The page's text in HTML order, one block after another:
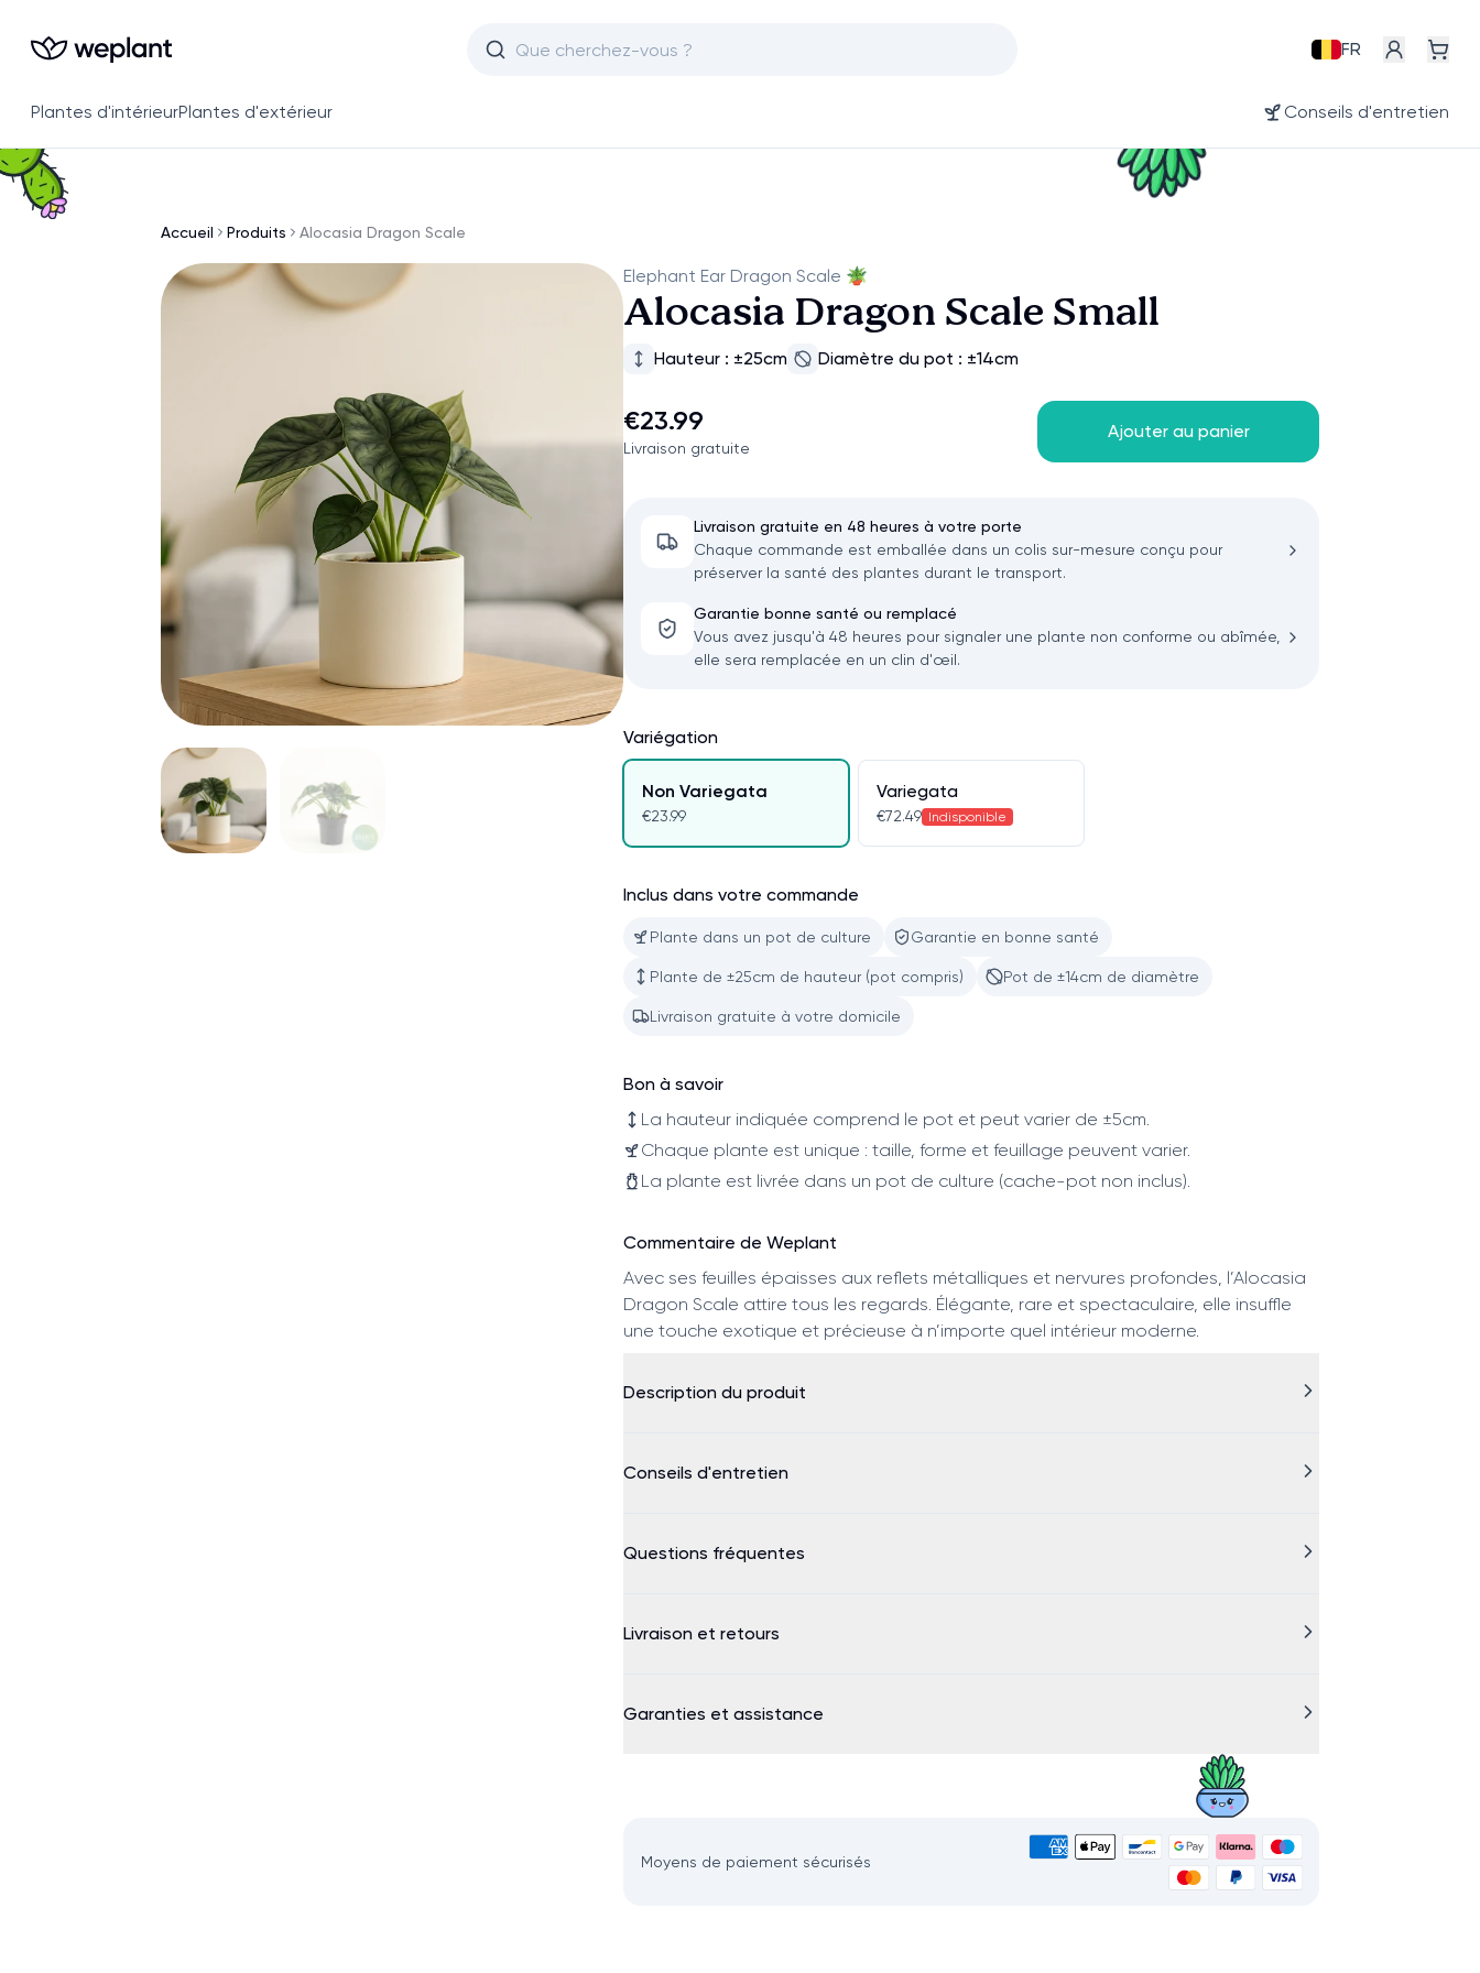
FR
Plantes d'intérieurPlantes d'extérieur Conseils d'entretien
Accueil Produits Alocasia Dragon Scale
Elephant Ear Dragon Scale 🪴
Alocasia Dragon Scale Small
Hauteur : ±25cm Diamètre du pot : ±14cm
€23.99
Livraison gratuite
Ajouter au panier
Livraison gratuite en 48 heures à votre porte
Chaque commande est emballée dans un colis sur-mesure conçu pour
préserver la santé des plantes durant le transport.
Garantie bonne santé ou remplacé
Vous avez jusqu'à 48 heures pour signaler une plante non conforme ou abîmée,
elle sera remplacée en un clin d'œil.
Variégation
Non Variegata
€23.99
Variegata
€72.49 Indisponible
Inclus dans votre commande
Plante dans un pot de culture Garantie en bonne santé
Plante de ±25cm de hauteur (pot compris) Pot de ±14cm de diamètre
Livraison gratuite à votre domicile
Bon à savoir
La hauteur indiquée comprend le pot et peut varier de ±5cm.
Chaque plante est unique : taille, forme et feuillage peuvent varier.
La plante est livrée dans un pot de culture (cache-pot non inclus).
Commentaire de Weplant
Avec ses feuilles épaisses aux reflets métalliques et nervures profondes, l’Alocasia
Dragon Scale attire tous les regards. Élégante, rare et spectaculaire, elle insuffle
une touche exotique et précieuse à n’importe quel intérieur moderne.
Description du produit
Conseils d'entretien
Questions fréquentes
Livraison et retours
Garanties et assistance
Moyens de paiement sécurisés